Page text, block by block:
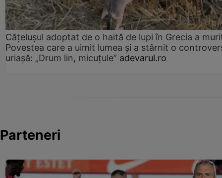
Cățelușul adoptat de o haită de lupi în Grecia a
Povestea care a uimit lumea și a stârnit o
uriașă: „Drum lin, micuțule” adevarul.ro
Parteneri